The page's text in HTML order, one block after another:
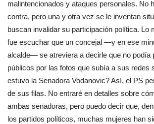
malintencionados y ataques personales. No
contra, pero una y otra vez se le inventan
buscan invalidar su participación política. Lo
fue escuchar que un concejal —y en ese
alcalde— se atreviera a decirle que no podía
públicos por las fotos que subía a sus redes
estuvo la Senadora Vodanovic? Así, el PS
de sus filas. No entraré en detalles sobre
ambas senadoras, pero puedo decir que,
los partidos políticos, muchas mujeres han